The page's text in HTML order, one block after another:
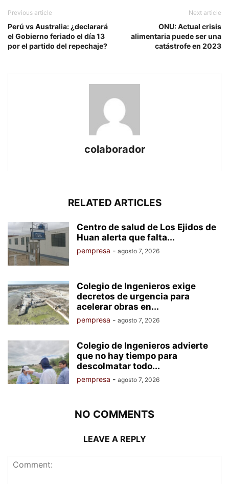
Previous article
Perú vs Australia: ¿declarará
el Gobierno feriado el día 13
por el partido del repechaje?
Next article
ONU: Actual crisis
alimentaria puede ser una
catástrofe en 2023
colaborador
RELATED ARTICLES
Centro de salud de Los Ejidos de
Huan alerta que falta...
pempresa - agosto 7, 2026
Colegio de Ingenieros exige
decretos de urgencia para
acelerar obras en...
pempresa - agosto 7, 2026
Colegio de Ingenieros advierte
que no hay tiempo para
descolmatar todo...
pempresa - agosto 7, 2026
NO COMMENTS
LEAVE A REPLY